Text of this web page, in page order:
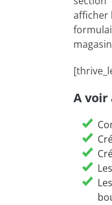
afficher
A voir